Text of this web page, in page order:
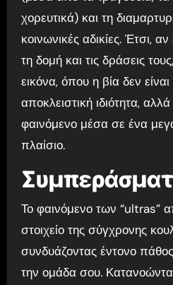
χορευτικά) και τη
κοινωνικές αδικίες. Έτσι,
τη δομή και τις δράσεις
εικόνα, όπου η βία δεν
αποκλειστική ιδιότητα,
φαινόμενο μέσα σε ένα
πλαίσιο.
Το φαινόμενο των “ultras”
στοιχείο της σύγχρονης
συνδυάζοντας έντονο
την ομάδα σου.